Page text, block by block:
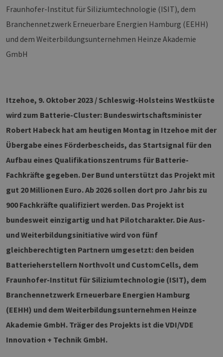
Fraunhofer-Institut für Siliziumtechnologie (ISIT), dem
Branchennetzwerk Erneuerbare Energien Hamburg (EEHH)
und dem Weiterbildungsunternehmen Heinze Akademie
GmbH
Itzehoe, 9. Oktober 2023 / Schleswig-Holsteins Westküste
wird zum Batterie-Cluster: Bundeswirtschaftsminister
Robert Habeck hat am heutigen Montag in Itzehoe mit der
Übergabe eines Förderbescheids, das Startsignal für den
Aufbau eines Qualifikationszentrums für Batterie-
Fachkräfte gegeben. Der Bund unterstützt das Projekt mit
gut 20 Millionen Euro. Ab 2026 sollen dort pro Jahr bis zu
900 Fachkräfte qualifiziert werden. Das Projekt ist
bundesweit einzigartig und hat Pilotcharakter. Die Aus-
und Weiterbildungsinitiative wird von fünf
gleichberechtigten Partnern umgesetzt: den beiden
Batterieherstellern Northvolt und CustomCells, dem
Fraunhofer-Institut für Siliziumtechnologie (ISIT), dem
Branchennetzwerk Erneuerbare Energien Hamburg
(EEHH) und dem Weiterbildungsunternehmen Heinze
Akademie GmbH. Träger des Projekts ist die VDI/VDE
Innovation + Technik GmbH.